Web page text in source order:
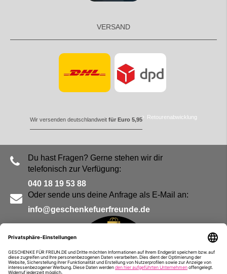
VERSAND
Wir versenden deutschlandweit für Euro 5,95 Retourenabwicklung
Du hast Fragen? Gerne stehen wir dir
telefonisch zur Verfügung:
040 18 19 53 88
Oder sende uns deine Anfrage als E-Mail an:
info@geschenkefuerfreunde.de